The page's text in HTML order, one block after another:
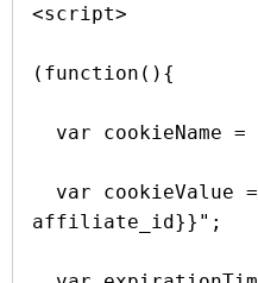
<script>
(function(){
var cookieName
var cookieValue
affiliate_id}}";